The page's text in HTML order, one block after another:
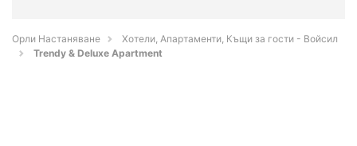
Орли Настаняване
Хотели, Апартаменти, Къщи за гости - Войсил
Trendy & Deluxe Apartment